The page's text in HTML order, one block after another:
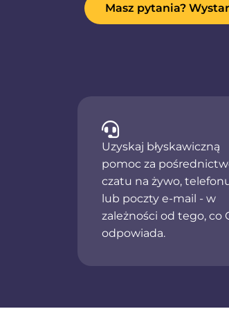
Masz pytania?
Uzyskaj błyskawiczną
pomoc za
czatu na żywo,
lub poczty e-mail - w
zależności od tego, co
odpowiada.